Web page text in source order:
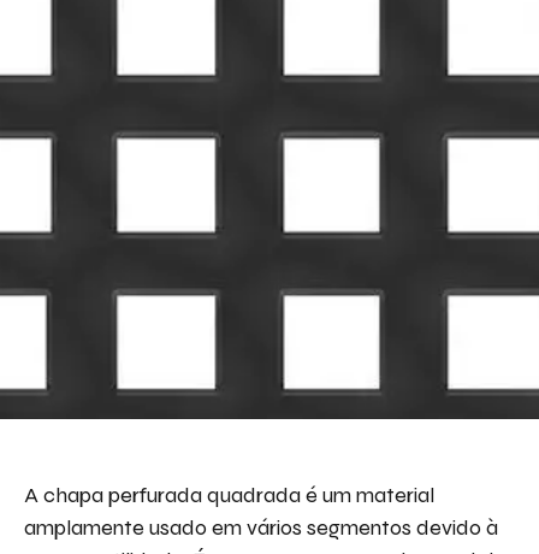
A chapa perfurada quadrada é um material
amplamente usado em vários segmentos devido à